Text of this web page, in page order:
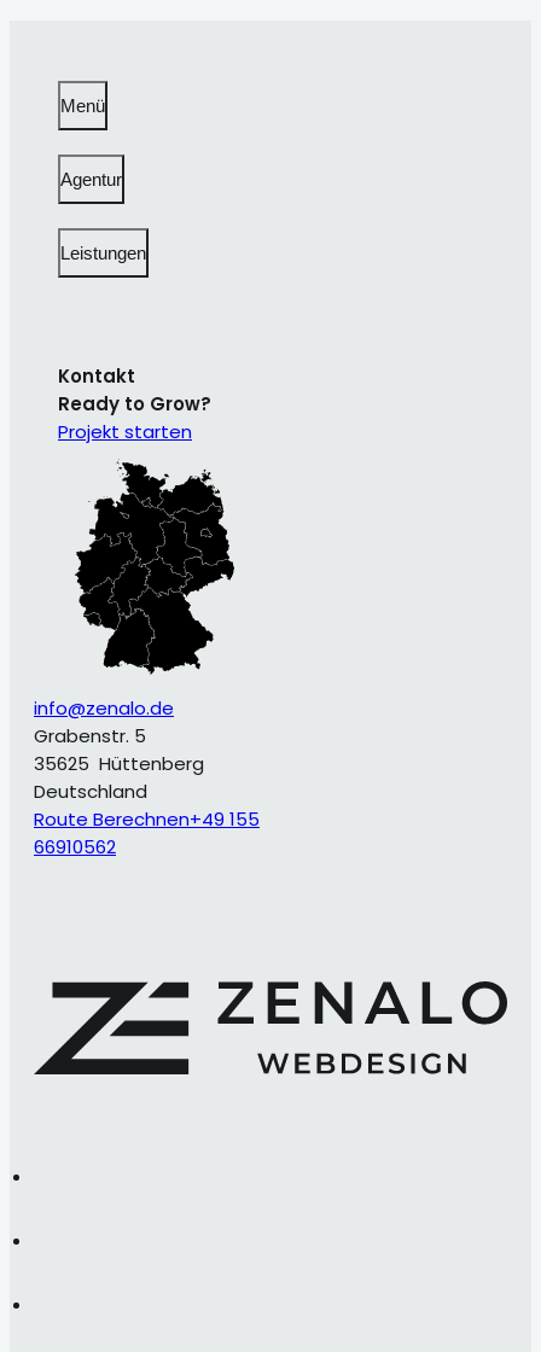
Menü
Agentur
Leistungen
Kontakt
Ready to Grow?
Projekt starten
info@zenalo.de
Grabenstr. 5
35625 Hüttenberg
Deutschland
Route Berechnen+49 155
66910562